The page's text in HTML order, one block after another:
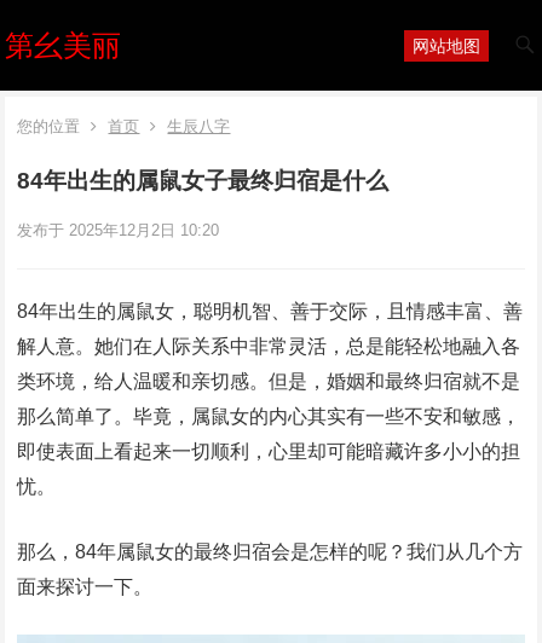
第幺美丽 网站地图
您的位置 首页 生辰八字
84年出生的属鼠女子最终归宿是什么
发布于 2025年12月2日 10:20
84年出生的属鼠女，聪明机智、善于交际，且情感丰富、善
解人意。她们在人际关系中非常灵活，总是能轻松地融入各
类环境，给人温暖和亲切感。但是，婚姻和最终归宿就不是
那么简单了。毕竟，属鼠女的内心其实有一些不安和敏感，
即使表面上看起来一切顺利，心里却可能暗藏许多小小的担
忧。
那么，84年属鼠女的最终归宿会是怎样的呢？我们从几个方
面来探讨一下。